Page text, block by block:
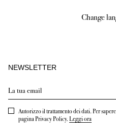
Change
NEWSLETTER
Autorizzo il trattamento dei dati. Per
pagina Privacy Policy. Leggi ora